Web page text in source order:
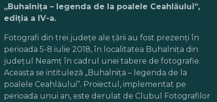
„Buhalniţa – legenda de la poalele Ceahlăului”,
ediţia a IV-a.
Fotografi din trei judeţe ale ţării au fost prezenţi în
perioada 5-8 iulie 2018, în localitatea Buhalniţa din
judeţul Neamţ în cadrul unei tabere de fotografie.
Aceasta se intituleză „Buhalniţa – legenda de la
poalele Ceahlăului”. Proiectul, implementat pe
perioada unui an, este derulat de Clubul Fotografilor